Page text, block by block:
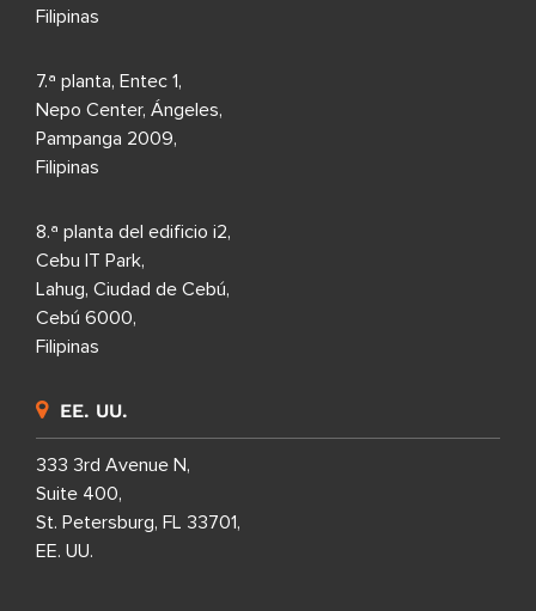
Filipinas
7.ª planta, Entec 1,
Nepo Center, Ángeles,
Pampanga 2009,
Filipinas
8.ª planta del edificio i2,
Cebu IT Park,
Lahug, Ciudad de Cebú,
Cebú 6000,
Filipinas
EE. UU.
333 3rd Avenue N,
Suite 400,
St. Petersburg, FL 33701,
EE. UU.